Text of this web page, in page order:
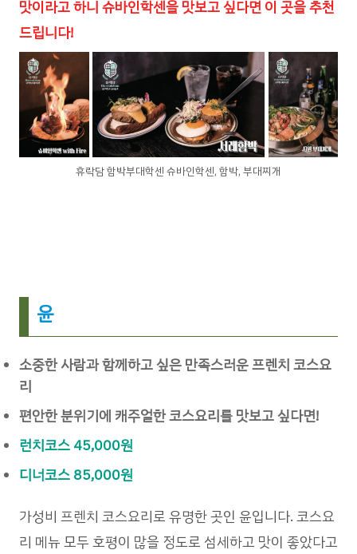
맛이라고 하니 슈바인학센을 맛보고 싶다면 이 곳을 추천
드립니다!
휴락담 함박부대학센 슈바인학센, 함박, 부대찌개
윤
소중한 사람과 함께하고 싶은 만족스러운 프렌치 코스요
리
편안한 분위기에 캐주얼한 코스요리를 맛보고 싶다면!
런치코스 45,000원
디너코스 85,000원
가성비 프렌치 코스요리로 유명한 곳인 윤입니다. 코스요
리 메뉴 모두 호평이 많을 정도로 섬세하고 맛이 좋았다고